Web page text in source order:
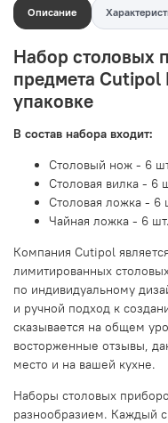
Описание
Набор столовых
предмета
упаковке
В состав набора входит:
Столовый нож - 6
Столовая вилка - 6
Столовая ложка - 6
Чайная ложка - 6 шт.
Компания Cutipol
лимитированных
по индивидуальному
и ручной подход к
сказывается на общем
восторженные отзывы,
место и на вашей кухне.
Наборы столовых
разнообразием. Каждый